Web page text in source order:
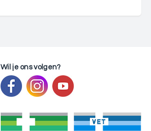
Wil je ons volgen?